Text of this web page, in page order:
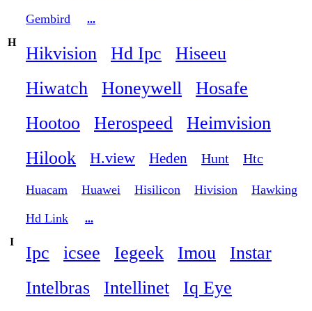
Gembird
...
H
Hikvision Hd Ipc
Hiseeu
Hiwatch
Honeywell
Hosafe
Hootoo
Herospeed
Heimvision
Hilook
H.view Heden Hunt Htc
Huacam Huawei Hisilicon Hivision Hawking
Hd Link
...
I
Ipc icsee Iegeek Imou
Instar
Intelbras
Intellinet
Iq Eye